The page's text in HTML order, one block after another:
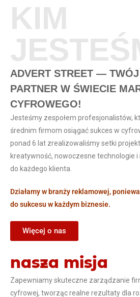
KIM
ADVERT STREET —
PARTNER W ŚWIECIE
CYFROWEGO!
Jesteśmy zespołem profesjonalistów,
średnim firmom osiągać sukces w
ponad 6 lat zrealizowaliśmy setki
kreatywność, nowoczesne technologie
do każdego klienta.
Działamy w branży reklamowej,
do sukcesu w każdym biznesie.
Więcej o nas
nasza misja
Zapewniamy skuteczne zarządzanie
cyfrowej, tworząc realne rezultaty dla